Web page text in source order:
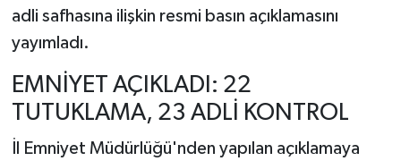
adli safhasına ilişkin resmi basın açıklamasını
yayımladı.
EMNİYET AÇIKLADI: 22
TUTUKLAMA, 23 ADLİ KONTROL
İl Emniyet Müdürlüğü'nden yapılan açıklamaya